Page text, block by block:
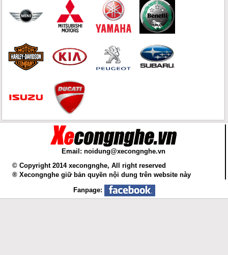
Email: noidung@xecongnghe.vn
© Copyright 2014 xecongnghe, All right reserved
® Xecongnghe giữ bản quyền nội dung trên website này
Fanpage: